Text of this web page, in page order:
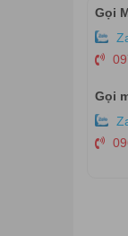
Gọi
Gọi